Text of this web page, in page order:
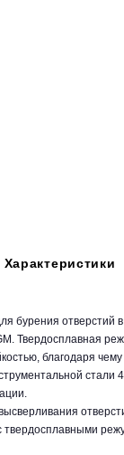
Характеристики
бурения
Твердосплавная
благодаря чему
стали